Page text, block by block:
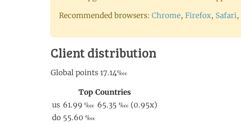
Recommended browsers: Chrome, Firefox, Safari,
Client distribution